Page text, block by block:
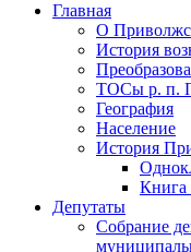
Главная
О
История
ТОСы р. п.
География
Население
История
Книга
Депутаты
Собрание